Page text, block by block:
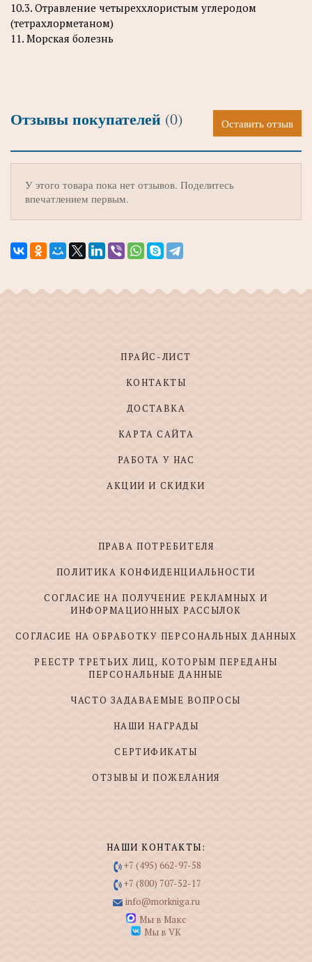
10.3. Отравление четыреххлористым углеродом
(тетрахлорметаном)
11. Морская болезнь
Отзывы покупателей (0) Оставить отзыв
У этого товара пока нет отзывов. Поделитесь
впечатлением первым.
ПРАЙС-ЛИСТ
КОНТАКТЫ
ДОСТАВКА
КАРТА САЙТА
РАБОТА У НАС
АКЦИИ И СКИДКИ
ПРАВА ПОТРЕБИТЕЛЯ
ПОЛИТИКА КОНФИДЕНЦИАЛЬНОСТИ
СОГЛАСИЕ НА ПОЛУЧЕНИЕ РЕКЛАМНЫХ И
ИНФОРМАЦИОННЫХ РАССЫЛОК
СОГЛАСИЕ НА ОБРАБОТКУ ПЕРСОНАЛЬНЫХ ДАННЫХ
РЕЕСТР ТРЕТЬИХ ЛИЦ, КОТОРЫМ ПЕРЕДАНЫ
ПЕРСОНАЛЬНЫЕ ДАННЫЕ
ЧАСТО ЗАДАВАЕМЫЕ ВОПРОСЫ
НАШИ НАГРАДЫ
СЕРТИФИКАТЫ
ОТЗЫВЫ И ПОЖЕЛАНИЯ
НАШИ КОНТАКТЫ:
+7 (495) 662-97-58
+7 (800) 707-52-17
info@morkniga.ru
Мы в Макс
Мы в VK